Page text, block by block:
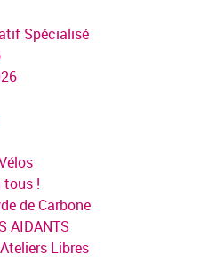
Spécialisé
tous !
de Carbone
AIDANTS
Libres